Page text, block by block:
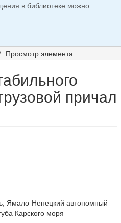
в библиотеке можно
Просмотр элемента
причал
Ямало-Ненецкий автономный
Карского моря